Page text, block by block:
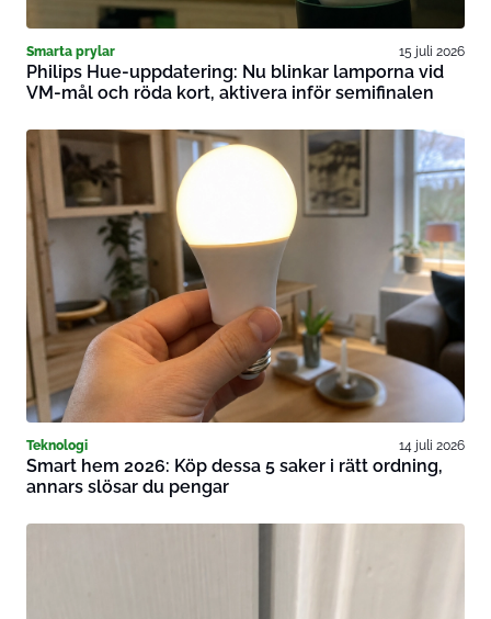
Smarta prylar 15 juli 2026
Philips Hue-uppdatering: Nu blinkar lamporna vid
VM-mål och röda kort, aktivera inför semifinalen
Teknologi 14 juli 2026
Smart hem 2026: Köp dessa 5 saker i rätt ordning,
annars slösar du pengar